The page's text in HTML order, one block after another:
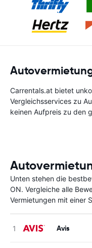
Carrentals.at bietet
Vergleichsservices zu
keinen Aufpreis zu den
Unten stehen die
ON. Vergleiche alle
Vermietungen mit einer
Avis